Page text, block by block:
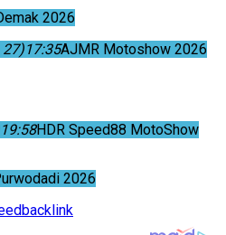
2026
27)17:35AJMR Motoshow 2026
19:58HDR Speed88 MotoShow
2026